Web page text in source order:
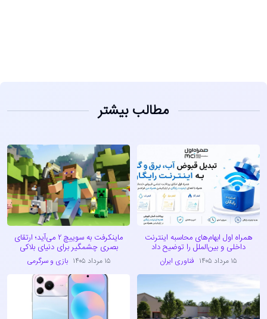
مطالب بیشتر
همراه اول ابهام‌های محاسبه اینترنت
داخلی و بین‌الملل را توضیح داد
۱۵ مرداد ۱۴۰۵ فناوری ایران
ماینکرفت به سوییچ ۲ می‌آید؛ ارتقای
بصری چشمگیر برای دنیای بلاکی
۱۵ مرداد ۱۴۰۵ بازی و سرگرمی